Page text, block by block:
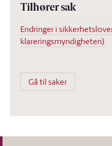
Tilhører sak
Endringer i
klareringsmyndigheten)
Gå til saker